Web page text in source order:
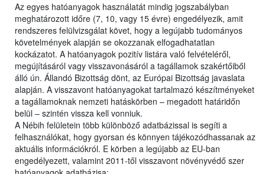
Az egyes hatóanyagok használatát mindig jogszabályban
meghatározott időre (7, 10, vagy 15 évre) engedélyezik, amit
rendszeres felülvizsgálat követ, hogy a legújabb tudományos
követelmények alapján se okozzanak elfogadhatatlan
kockázatot. A hatóanyagok pozitív listára való felvételéről,
megújításáról vagy visszavonásáról a tagállamok szakértőiből
álló ún. Állandó Bizottság dönt, az Európai Bizottság javaslata
alapján. A visszavont hatóanyagokat tartalmazó készítményeket
a tagállamoknak nemzeti hatáskörben – megadott határidőn
belül – szintén vissza kell vonniuk.
A Nébih felületein több különböző adatbázissal is segíti a
felhasználókat, hogy gyorsan és könnyen tájékozódhassanak az
aktuális információkról. E körben a legújabb az EU-ban
engedélyezett, valamint 2011-től visszavont növényvédő szer